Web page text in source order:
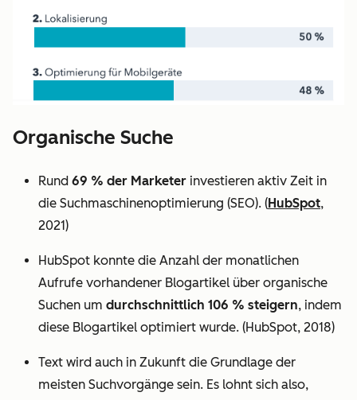
Organische Suche
Rund 69 % der Marketer investieren aktiv Zeit in
die Suchmaschinenoptimierung (SEO). (HubSpot,
2021)
HubSpot konnte die Anzahl der monatlichen
Aufrufe vorhandener Blogartikel über organische
Suchen um durchschnittlich 106 % steigern, indem
diese Blogartikel optimiert wurde. (HubSpot, 2018)
Text wird auch in Zukunft die Grundlage der
meisten Suchvorgänge sein. Es lohnt sich also,